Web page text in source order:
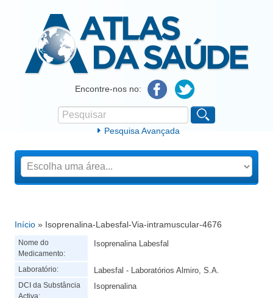
Atlas da SaúdeEncontre-nos no:
Formulário de procura
Pesquisar
Pesquisa Avançada
Está aqui
Início » Isoprenalina-Labesfal-Via-intramuscular-4676
Nome do
Medicamento:
Isoprenalina Labesfal
Laboratório: Labesfal - Laboratórios Almiro, S.A.
DCI da Substância
Activa:
Isoprenalina